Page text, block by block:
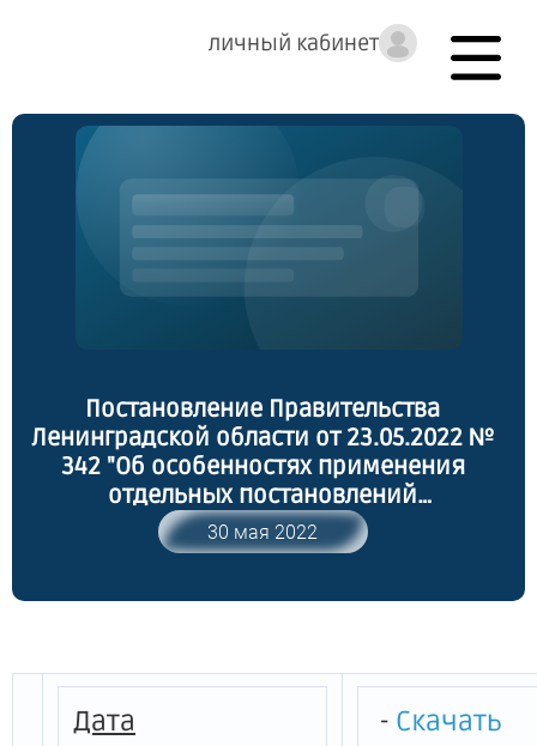
личный кабинет
Постановление Правительства
Ленинградской области от 23.05.2022 №
342 "Об особенностях применения
отдельных постановлений
Правительства Ленинградской области в
2022 году"
30 мая 2022
Дата
- Скачать